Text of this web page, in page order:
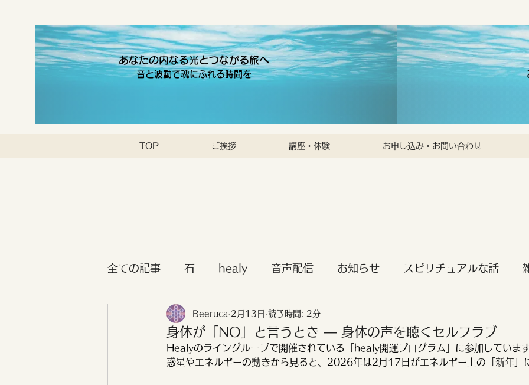
あなたの内なる光とつながる旅へ
音と波動で魂にふれる時間を
TOP ご挨拶 講座・体験 お申し込み・お問い合わせ
全ての記事 石 healy 音声配信 お知らせ スピリチュアルな話
ボイジャータロット お客様のご感想
各スターピープルの特徴 レイキ エンジェルタロット ご紹介 やわ
身体が「NO」と言うとき ― 身体の声を聴くセルフラブ
Beeruca 2月13日 読了時間: 2分
Healyのライングループで開催されている「healy開運プログラム」に参加しています
惑星やエネルギーの動きから見ると、2026年は2月17日がエネルギー上の「新年」